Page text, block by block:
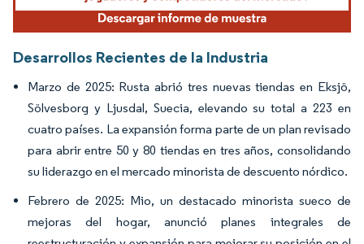
Desarrollos Recientes de la Industria
Marzo de 2025: Rusta abrió tres nuevas tiendas en Eksjö,
Sölvesborg y Ljusdal, Suecia, elevando su total a 223 en
cuatro países. La expansión forma parte de un plan revisado
para abrir entre 50 y 80 tiendas en tres años, consolidando
su liderazgo en el mercado minorista de descuento nórdico.
Febrero de 2025: Mio, un destacado minorista sueco de
mejoras del hogar, anunció planes integrales de